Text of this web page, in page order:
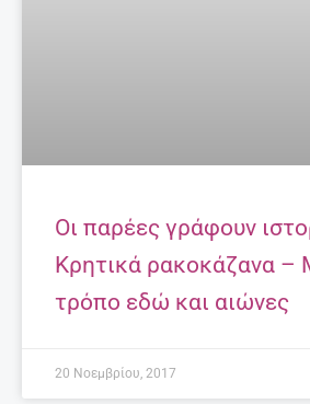
Οι παρέες γράφουν
Κρητικά ρακοκάζανα –
τρόπο εδώ και αιώνες
20 Νοεμβρίου, 2017